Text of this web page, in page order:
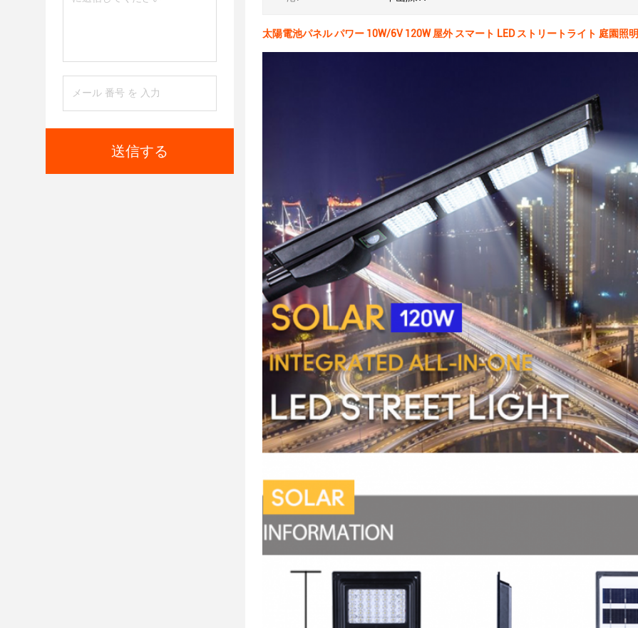
メッセージ
折り返しご連絡いたします！
送信する
太陽電池パネル パワー 10W/6V 120W 屋外 スマート LED ストリートライト 庭園照明